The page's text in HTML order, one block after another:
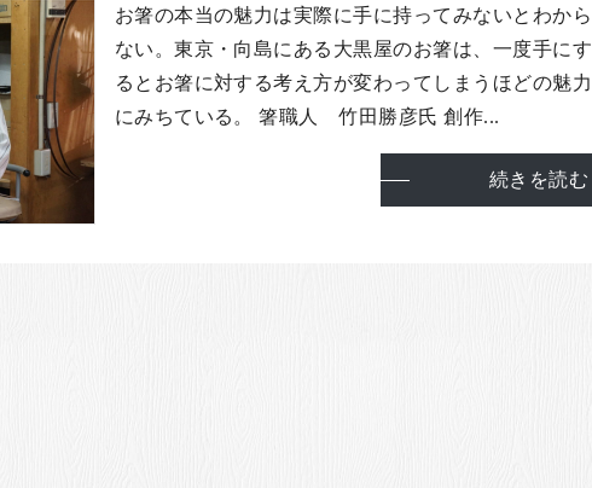
お箸の本当の魅力は実際に手に持ってみないとわから
ない。東京・向島にある大黒屋のお箸は、一度手にす
るとお箸に対する考え方が変わってしまうほどの魅力
にみちている。 箸職人 竹田勝彦氏 創作...
続きを読む